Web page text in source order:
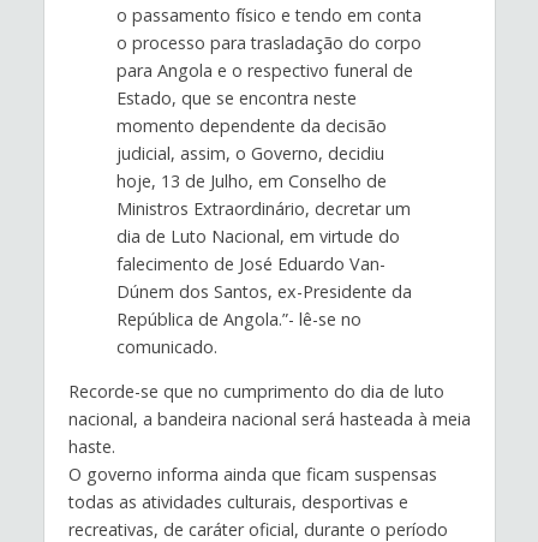
o passamento físico e tendo em conta
o processo para trasladação do corpo
para Angola e o respectivo funeral de
Estado, que se encontra neste
momento dependente da decisão
judicial, assim, o Governo, decidiu
hoje, 13 de Julho, em Conselho de
Ministros Extraordinário, decretar um
dia de Luto Nacional, em virtude do
falecimento de José Eduardo Van-
Dúnem dos Santos, ex-Presidente da
República de Angola.”- lê-se no
comunicado.
Recorde-se que no cumprimento do dia de luto
nacional, a bandeira nacional será hasteada à meia
haste.
O governo informa ainda que ficam suspensas
todas as atividades culturais, desportivas e
recreativas, de caráter oficial, durante o período